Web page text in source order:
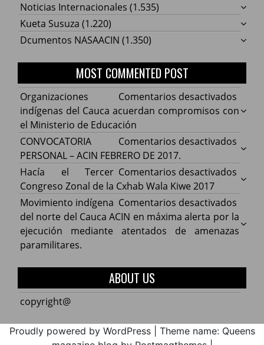
Noticias Internacionales (1.535)
Kueta Susuza (1.220)
Dcumentos NASAACIN (1.350)
MOST COMMENTED POST
Comentarios desactivados
Cauca
con
de
Organizaciones
indígenas del Cauca acuerdan compromisos con
el Ministerio de Educación
Comentarios desactivados
ACIN
DE
CONVOCATORIA
PERSONAL – ACIN FEBRERO DE 2017.
Comentarios desactivados
Hacía
la
2017
Hacía el Tercer
Congreso Zonal de la Cxhab Wala Kiwe 2017
Comentarios desactivados
Cauca
Movimiento indígena
del norte del Cauca ACIN en máxima alerta por la
ejecución mediante atentados de amenazas
paramilitares.
ABOUT US
copyright@
Proudly powered by WordPress
Theme name: Queens